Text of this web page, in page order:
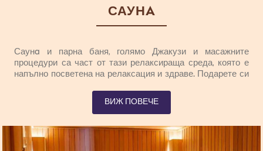
студените дни на нашите гости е на разположение закрит
басейн с панорамни прозорци.
САУНA
Саунa и парна баня, голямо Джакузи и масажните
процедури са част от тази релаксираща среда, която е
напълно посветена на релаксация и здраве. Подарете си
Изберете масажа според собствената си
релаксация и положителна стимулация на всички
сетива.
ВИЖ ПОВЕЧЕ